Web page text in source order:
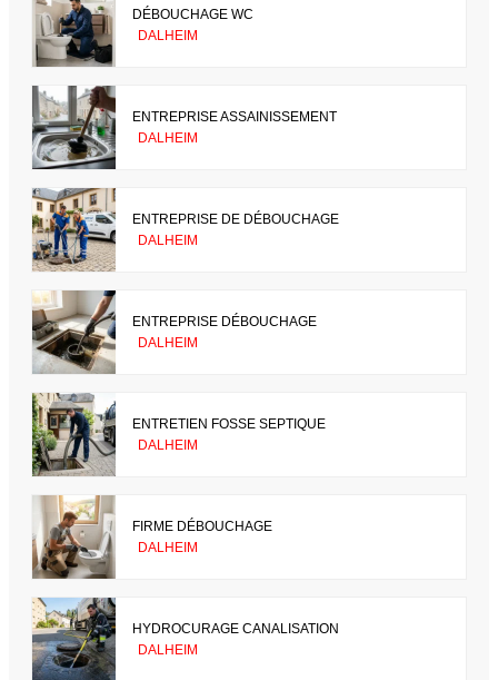
DÉBOUCHAGE WC
DALHEIM
ENTREPRISE ASSAINISSEMENT
DALHEIM
ENTREPRISE DE DÉBOUCHAGE
DALHEIM
ENTREPRISE DÉBOUCHAGE
DALHEIM
ENTRETIEN FOSSE SEPTIQUE
DALHEIM
FIRME DÉBOUCHAGE
DALHEIM
HYDROCURAGE CANALISATION
DALHEIM